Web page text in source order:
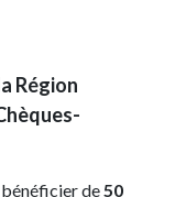
Région
de 50